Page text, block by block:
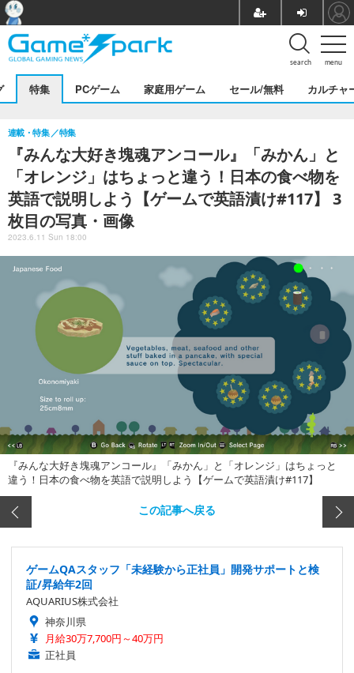
menu
search
特集 PCゲーム 家庭用ゲーム セール/無料 カルチャ
『みんな大好き塊魂アンコール』「みかん」と
「オレンジ」はちょっと違う！日本の食べ物を
英語で説明しよう【ゲームで英語漬け#117】 3
枚目の写真・画像
連載・特集 特集
2023.6.11 Sun 18:00
『みんな大好き塊魂アンコール』「みかん」と「オレンジ」はちょっと
違う！日本の食べ物を英語で説明しよう【ゲームで英語漬け#117】
この記事へ戻る
ゲームQAスタッフ「未経験から正社員」開発サポートと検
証/昇給年2回
AQUARIUS株式会社
神奈川県
月給30万7,700円～40万円
正社員